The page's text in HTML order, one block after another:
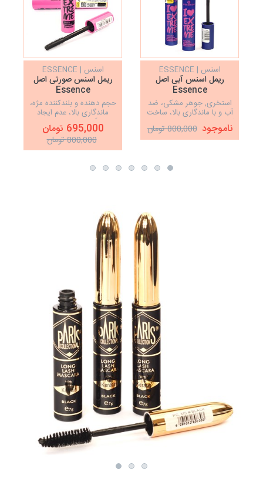
اسنس | ESSENCE
ریمل اسنس آبی اصل
Essence
استخری, جوهر مشکی، ضد
آب و با ماندگاری بالا، ساخت
کشور ایتالیا، حجم دهنده مژه
ناموجود 800,000 تومان
اسنس | ESSENCE
ریمل اسنس صورتی اصل
Essence
حجم دهنده و بلندکننده مژه،
ماندگاری بالا، عدم ایجاد
چسبندگی مژه، ضدحساسیت،
ضد آب
695,000 تومان
800,000 تومان